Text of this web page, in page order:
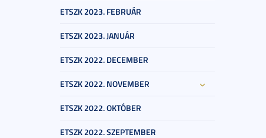
ETSZK 2023. FEBRUÁR
ETSZK 2023. JANUÁR
ETSZK 2022. DECEMBER
ETSZK 2022. NOVEMBER
ETSZK 2022. OKTÓBER
ETSZK 2022. SZEPTEMBER